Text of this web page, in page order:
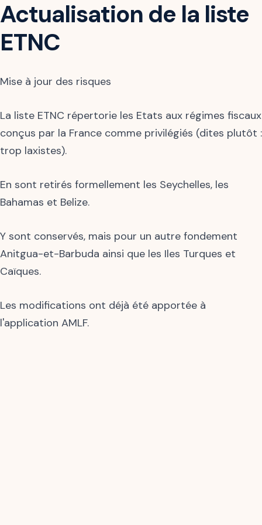
Actualisation de la liste
ETNC
Mise à jour des risques
La liste ETNC répertorie les Etats aux régimes fiscaux
conçus par la France comme privilégiés (dites plutôt :
trop laxistes).
En sont retirés formellement les Seychelles, les
Bahamas et Belize.
Y sont conservés, mais pour un autre fondement
Anitgua-et-Barbuda ainsi que les Iles Turques et
Caïques.
Les modifications ont déjà été apportée à
l'application AMLF.